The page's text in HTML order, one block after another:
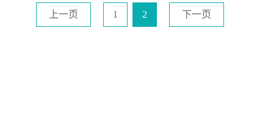
上一页 1 2 下一页